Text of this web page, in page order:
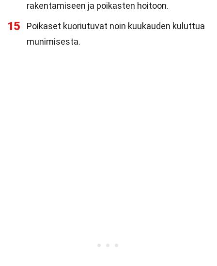
rakentamiseen ja poikasten hoitoon.
15
Poikaset kuoriutuvat noin kuukauden kuluttua
munimisesta.